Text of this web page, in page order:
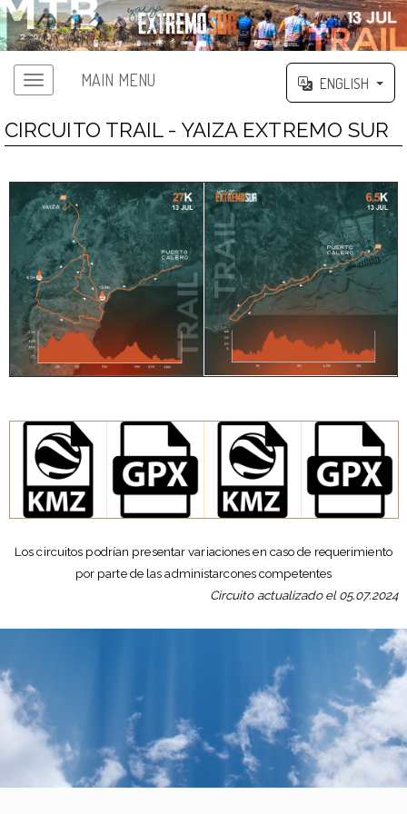
MAIN MENU ENGLISH
CIRCUITO TRAIL - YAIZA EXTREMO SUR
Los circuitos podrían presentar variaciones en caso de requerimiento
por parte de las administarcones competentes
Circuito actualizado el 05.07.2024